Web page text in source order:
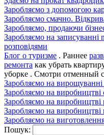
Заробляємо з допомогою
Заробляємо смачно.
Заробляємо, продаючи
Заробляємо на записуванні
розповідями
Блог о туризме . Раннее
ремонта как убрать
уборке . Смотри отменный
Заробляємо на
Заробляємо на виробництві
Заробляємо на виробництві
Заробляємо на виробництві
Заробляємо на
Пошук: